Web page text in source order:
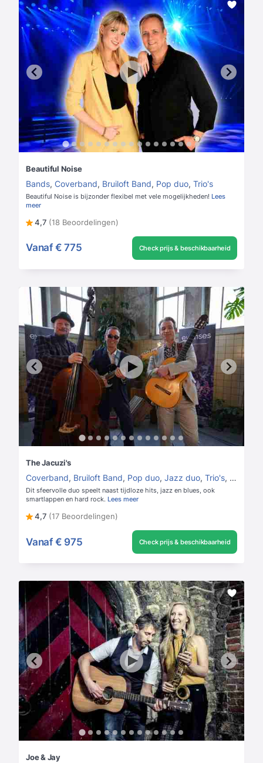
Beautiful Noise
Bands, Coverband, Bruiloft Band, Pop duo, Trio's
Beautiful Noise is bijzonder flexibel met vele mogelijkheden! Lees
meer
4,7 (18 Beoordelingen)
Vanaf € 775 Check prijs & beschikbaarheid
The Jacuzi's
Coverband, Bruiloft Band, Pop duo, Jazz duo, Trio's, Jazz trio
Dit sfeervolle duo speelt naast tijdloze hits, jazz en blues, ook
smartlappen en hard rock. Lees meer
4,7 (17 Beoordelingen)
Vanaf € 975 Check prijs & beschikbaarheid
Joe & Jay